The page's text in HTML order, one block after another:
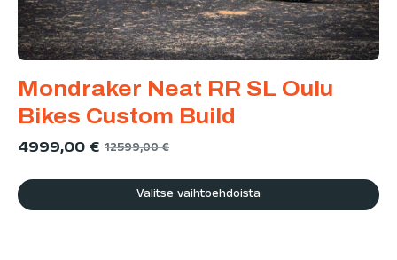
Mondraker Neat RR SL Oulu
Bikes Custom Build
4999,00€ 12599,00€
Valitse vaihtoehdoista